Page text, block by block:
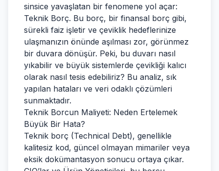
sinsice yavaşlatan bir fenomene yol açar:
Teknik Borç. Bu borç, bir finansal borç gibi,
sürekli faiz işletir ve çeviklik hedeflerinize
ulaşmanızın önünde aşılması zor, görünmez
bir duvara dönüşür. Peki, bu duvarı nasıl
yıkabilir ve büyük sistemlerde çevikliği kalıcı
olarak nasıl tesis edebiliriz? Bu analiz, sık
yapılan hataları ve veri odaklı çözümleri
sunmaktadır.
Teknik Borcun Maliyeti: Neden Ertelemek
Büyük Bir Hata?
Teknik borç (Technical Debt), genellikle
kalitesiz kod, güncel olmayan mimariler veya
eksik dokümantasyon sonucu ortaya çıkar.